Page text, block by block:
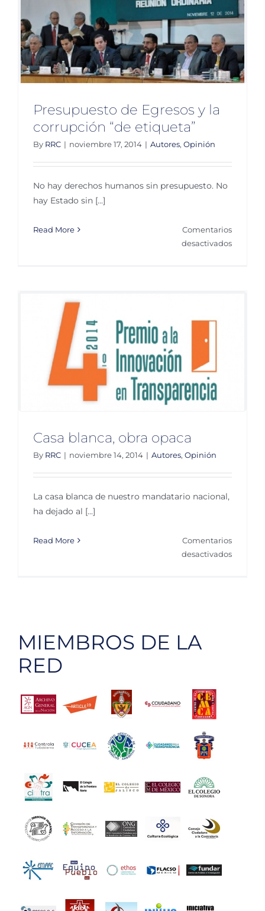
Presupuesto de Egresos y la
corrupción “de etiqueta”
By RRC | noviembre 17, 2014 | Autores, Opinión
No hay derechos humanos sin presupuesto. No
hay Estado sin [...]
Read More
Comentarios
desactivadosen
Casa blanca, obra opaca
By RRC | noviembre 14, 2014 | Autores, Opinión
La casa blanca de nuestro mandatario nacional,
ha dejado al [...]
Read More
Comentarios
desactivadosen
MIEMBROS DE LA
RED